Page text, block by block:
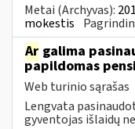
Metai (Archyvas):
mokestis
Ar galima
papildomas
Web turinio sąrašas
Lengvata
gyventojas išlaidų